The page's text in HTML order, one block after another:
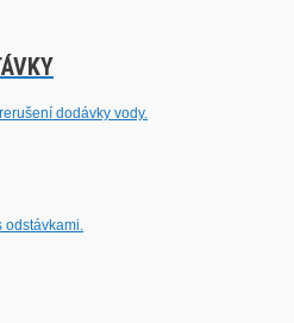
dodávky vody.
odstávkami.